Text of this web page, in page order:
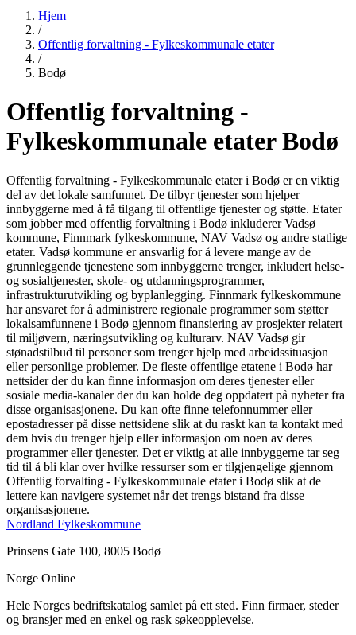
Hjem
/
Offentlig forvaltning - Fylkeskommunale etater
/
Bodø
Offentlig forvaltning -
Fylkeskommunale etater Bodø
Offentlig forvaltning - Fylkeskommunale etater i Bodø er en viktig
del av det lokale samfunnet. De tilbyr tjenester som hjelper
innbyggerne med å få tilgang til offentlige tjenester og støtte. Etater
som jobber med offentlig forvaltning i Bodø inkluderer Vadsø
kommune, Finnmark fylkeskommune, NAV Vadsø og andre statlige
etater. Vadsø kommune er ansvarlig for å levere mange av de
grunnleggende tjenestene som innbyggerne trenger, inkludert helse-
og sosialtjenester, skole- og utdanningsprogrammer,
infrastrukturutvikling og byplanlegging. Finnmark fylkeskommune
har ansvaret for å administrere regionale programmer som støtter
lokalsamfunnene i Bodø gjennom finansiering av prosjekter relatert
til miljøvern, næringsutvikling og kulturarv. NAV Vadsø gir
stønadstilbud til personer som trenger hjelp med arbeidssituasjon
eller personlige problemer. De fleste offentlige etatene i Bodø har
nettsider der du kan finne informasjon om deres tjenester eller
sosiale media-kanaler der du kan holde deg oppdatert på nyheter fra
disse organisasjonene. Du kan ofte finne telefonnummer eller
epostadresser på disse nettsidene slik at du raskt kan ta kontakt med
dem hvis du trenger hjelp eller informasjon om noen av deres
programmer eller tjenester. Det er viktig at alle innbyggerne tar seg
tid til å bli klar over hvilke ressurser som er tilgjengelige gjennom
Offentlig forvalting - Fylkeskommunale etater i Bodø slik at de
lettere kan navigere systemet når det trengs bistand fra disse
organisasjonene.
Nordland Fylkeskommune
Prinsens Gate 100, 8005 Bodø
Norge Online
Hele Norges bedriftskatalog samlet på ett sted. Finn firmaer, steder
og bransjer med en enkel og rask søkeopplevelse.